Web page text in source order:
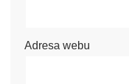
Adresa webu